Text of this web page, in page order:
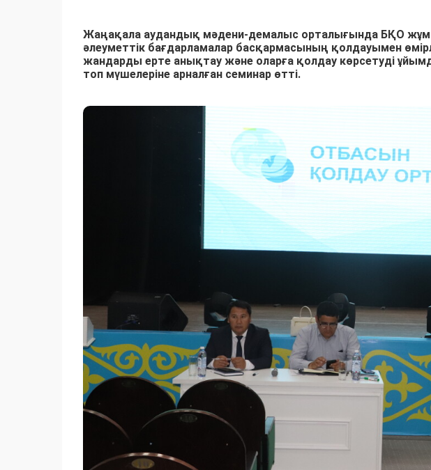
Жаңақала аудандық мәдени-демалыс орталығында БҚО
әлеуметтік бағдарламалар басқармасының қолдауымен
жандарды ерте анықтау және оларға қолдау көрсетуді
топ мүшелеріне арналған семинар өтті.